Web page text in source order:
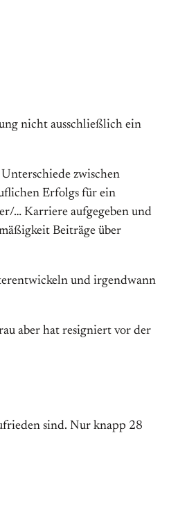
nicht ausschließlich ein
zwischen
Erfolgs für ein
… Karriere aufgegeben und
Beiträge über
und irgendwann
aber hat resigniert vor der
sind. Nur knapp 28